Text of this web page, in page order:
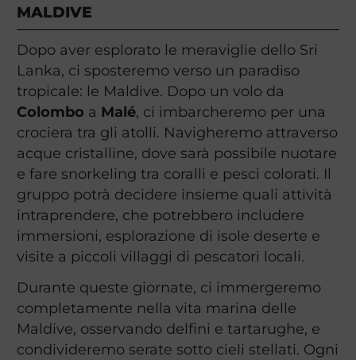
MALDIVE
Dopo aver esplorato le meraviglie dello Sri
Lanka, ci sposteremo verso un paradiso
tropicale: le Maldive. Dopo un volo da
Colombo a Malé, ci imbarcheremo per una
crociera tra gli atolli. Navigheremo attraverso
acque cristalline, dove sarà possibile nuotare
e fare snorkeling tra coralli e pesci colorati. Il
gruppo potrà decidere insieme quali attività
intraprendere, che potrebbero includere
immersioni, esplorazione di isole deserte e
visite a piccoli villaggi di pescatori locali.
Durante queste giornate, ci immergeremo
completamente nella vita marina delle
Maldive, osservando delfini e tartarughe, e
condivideremo serate sotto cieli stellati. Ogni